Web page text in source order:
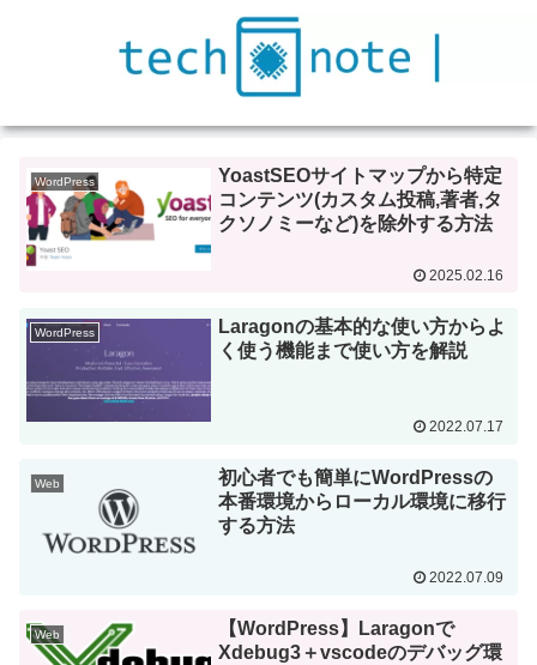
WordPress
YoastSEOサイトマップから特定
コンテンツ(カスタム投稿,著者,タ
クソノミーなど)を除外する方法
2025.02.16
WordPress
Laragonの基本的な使い方からよ
く使う機能まで使い方を解説
2022.07.17
Web
初心者でも簡単にWordPressの
本番環境からローカル環境に移行
する方法
2022.07.09
Web
【WordPress】Laragonで
Xdebug3＋vscodeのデバッグ環